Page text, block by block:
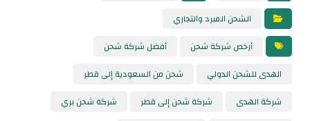
الشحن المبرد والتجاري
أرخص شركة شحن
أفضل شركة شحن
الهدى للشحن الدولي
شحن من السعودية إلى قطر
شركة الهدى
شركة شحن إلى قطر
شركة شحن بري